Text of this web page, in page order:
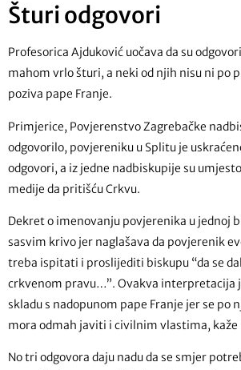
Šturi odgovori
Profesorica Ajduković uočava da su
mahom vrlo šturi, a neki od njih nisu ni po
poziva pape Franje.
Primjerice, Povjerenstvo Zagrebačke
odgovorilo, povjereniku u Splitu je
odgovori, a iz jedne nadbiskupije su
medije da pritišću Crkvu.
Dekret o imenovanju povjerenika u jednoj
sasvim krivo jer naglašava da povjerenik
treba ispitati i proslijediti biskupu “da se
crkvenom pravu…”. Ovakva interpretacija
skladu s nadopunom pape Franje jer se po
mora odmah javiti i civilnim vlastima, kaže
No tri odgovora daju nadu da se smjer